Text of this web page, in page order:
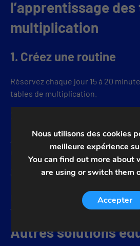
l’apprentissage
multiplication
1. Créez une routine
Réservez chaque jour 15 à 20
tables de multiplication.
2. Rendez
Alternez entre exercices
mini-défis à la maison.
3. Valorisez les progrès
Encouragez votre enfant en
victoires. Cela renforce sa
Autres solutions
Nous utilisons des cookies
meilleure expérience
You can find out more about
are using or switch them
Accepter